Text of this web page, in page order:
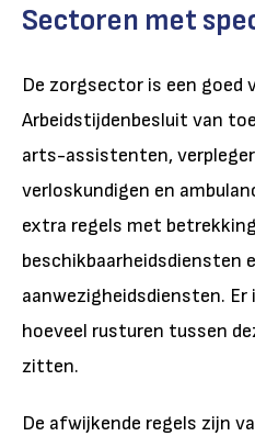
Sectoren met
De zorgsector is een goed
Arbeidstijdenbesluit van
arts-assistenten,
verloskundigen en
extra regels met
beschikbaarheidsdiensten
aanwezigheidsdiensten.
hoeveel rusturen tussen
zitten.
De afwijkende regels zijn